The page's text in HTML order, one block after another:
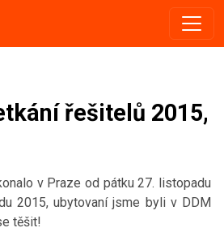
řešitelů 2015,
v Praze od pátku 27. listopadu
2015, ubytovaní jsme byli v DDM
těšit!